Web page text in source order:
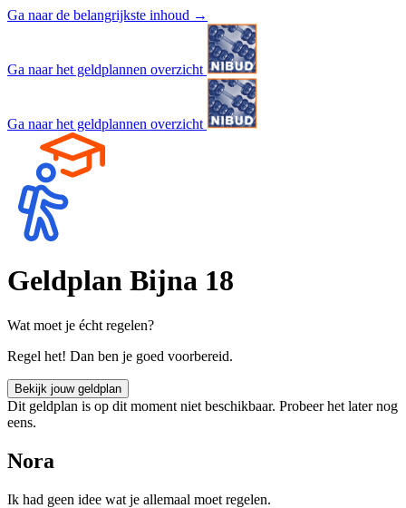
Ga naar de belangrijkste inhoud →
Ga naar het geldplannen overzicht
Ga naar het geldplannen overzicht
Geldplan Bijna 18
Wat moet je écht regelen?
Regel het! Dan ben je goed voorbereid.
Bekijk jouw geldplan
Dit geldplan is op dit moment niet beschikbaar. Probeer het later nog
eens.
Nora
Ik had geen idee wat je allemaal moet regelen.